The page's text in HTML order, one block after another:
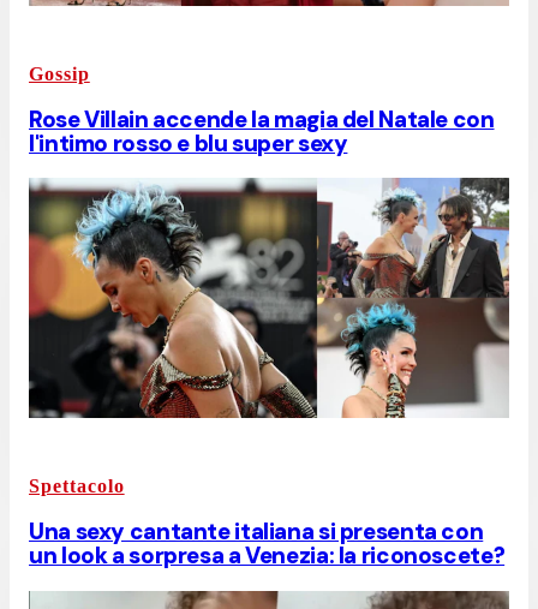
Gossip
Rose Villain accende la magia del Natale con
l'intimo rosso e blu super sexy
Spettacolo
Una sexy cantante italiana si presenta con
un look a sorpresa a Venezia: la riconoscete?